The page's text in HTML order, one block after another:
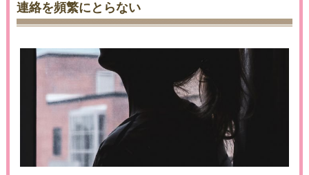
連絡を頻繁にとらない